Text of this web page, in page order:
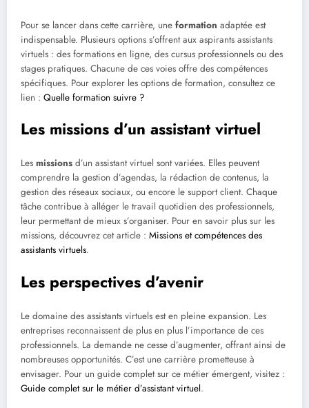
Pour se lancer dans cette carrière, une formation adaptée est
indispensable. Plusieurs options s’offrent aux aspirants assistants
virtuels : des formations en ligne, des cursus professionnels ou des
stages pratiques. Chacune de ces voies offre des compétences
spécifiques. Pour explorer les options de formation, consultez ce
lien : Quelle formation suivre ?
Les missions d’un assistant virtuel
Les missions d’un assistant virtuel sont variées. Elles peuvent
comprendre la gestion d’agendas, la rédaction de contenus, la
gestion des réseaux sociaux, ou encore le support client. Chaque
tâche contribue à alléger le travail quotidien des professionnels,
leur permettant de mieux s’organiser. Pour en savoir plus sur les
missions, découvrez cet article : Missions et compétences des
assistants virtuels.
Les perspectives d’avenir
Le domaine des assistants virtuels est en pleine expansion. Les
entreprises reconnaissent de plus en plus l’importance de ces
professionnels. La demande ne cesse d’augmenter, offrant ainsi de
nombreuses opportunités. C’est une carrière prometteuse à
envisager. Pour un guide complet sur ce métier émergent, visitez :
Guide complet sur le métier d’assistant virtuel.